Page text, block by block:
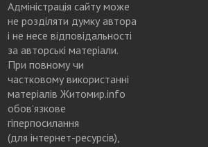
Адміністрація сайту може
не розділяти думку автора
і не несе відповідальності
за авторські матеріали.
При повному чи
частковому використанні
матеріалів Житомир.info
обов’язкове
гіперпосилання
(для інтернет-ресурсів),